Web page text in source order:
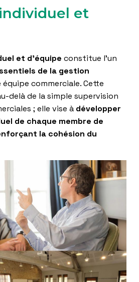
et
et d’équipe constitue l’un
de la gestion
commerciale. Cette
delà de la simple supervision
; elle vise à développer
de chaque membre de
la cohésion du